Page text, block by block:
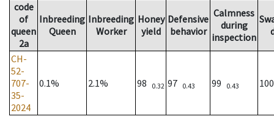
code
of
queen
2a
Inbreeding
Queen
Inbreeding
Worker
Honey
yield
Defensive
behavior
Calmness
during
inspection
CH-
52-
707-
35-
2024
0.1% 2.1% 98 0.32 97 0.43 99 0.43